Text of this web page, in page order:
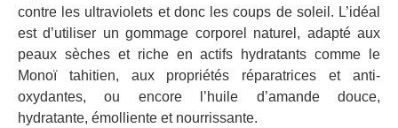
contre les ultraviolets et donc les coups de soleil. L’idéal
est d’utiliser un gommage corporel naturel, adapté aux
peaux sèches et riche en actifs hydratants comme le
Monoï tahitien, aux propriétés réparatrices et anti-
oxydantes, ou encore l’huile d’amande douce,
hydratante, émolliente et nourrissante.